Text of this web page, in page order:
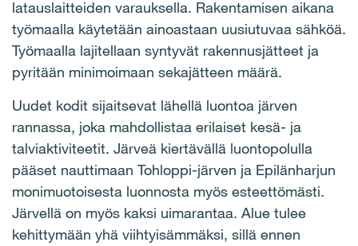
latauslaitteiden varauksella. Rakentamisen aikana
työmaalla käytetään ainoastaan uusiutuvaa sähköä.
Työmaalla lajitellaan syntyvät rakennusjätteet ja
pyritään minimoimaan sekajätteen määrä.
Uudet kodit sijaitsevat lähellä luontoa järven
rannassa, joka mahdollistaa erilaiset kesä- ja
talviaktiviteetit. Järveä kiertävällä luontopolulla
pääset nauttimaan Tohloppi-järven ja Epilänharjun
monimuotoisesta luonnosta myös esteettömästi.
Järvellä on myös kaksi uimarantaa. Alue tulee
kehittymään yhä viihtyisämmäksi, sillä ennen